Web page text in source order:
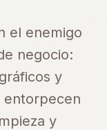
el enemigo
negocio:
y
entorpecen
y